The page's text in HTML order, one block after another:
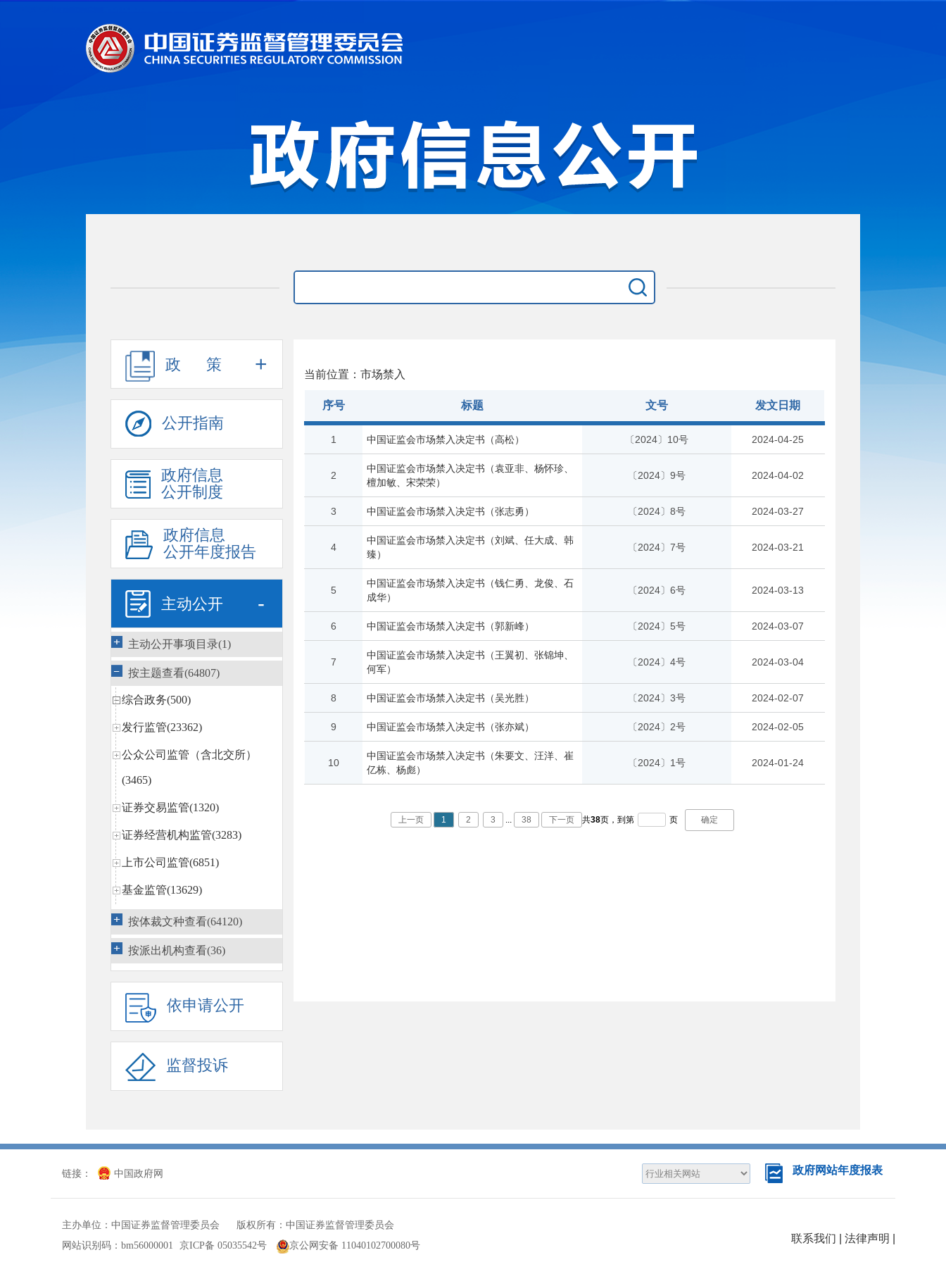
政 策 +
公开指南
政府信息
公开制度
政府信息
公开年度报告
主动公开 -
主动公开事项目录(1)
按主题查看(64807)
综合政务(500)
发行监管(23362)
公众公司监管（含北交所）
(3465)
证券交易监管(1320)
证券经营机构监管(3283)
上市公司监管(6851)
基金监管(13629)
私募基金监管(13)
区域性股权市场规范发展(14)
期货监管(1296)
债券监管(3663)
行政执法相关规定
市场禁入
行政复议 (1540)
国际合作(1869)
按体裁文种查看(64120)
按派出机构查看(36)
依申请公开
监督投诉
当前位置：市场禁入
序号 标题 文号 发文日期
1 中国证监会市场禁入决定书（高松） 〔2024〕10号 2024-04-25
2
中国证监会市场禁入决定书（袁亚非、杨怀珍、
檀加敏、宋荣荣）
〔2024〕9号 2024-04-02
3 中国证监会市场禁入决定书（张志勇） 〔2024〕8号 2024-03-27
4
中国证监会市场禁入决定书（刘斌、任大成、韩
臻）
〔2024〕7号 2024-03-21
5
中国证监会市场禁入决定书（钱仁勇、龙俊、石
成华）
〔2024〕6号 2024-03-13
6 中国证监会市场禁入决定书（郭新峰） 〔2024〕5号 2024-03-07
7
中国证监会市场禁入决定书（王翼初、张锦坤、
何军）
〔2024〕4号 2024-03-04
8 中国证监会市场禁入决定书（吴光胜） 〔2024〕3号 2024-02-07
9 中国证监会市场禁入决定书（张亦斌） 〔2024〕2号 2024-02-05
10
中国证监会市场禁入决定书（朱要文、汪洋、崔
亿栋、杨彪）
〔2024〕1号 2024-01-24
上一页 1 2 3 ... 38 下一页 共38页， 到第 页 确定
链接： 中国政府网 政府网站年度报表
主办单位：中国证券监督管理委员会 版权所有：中国证券监督管理委员会
网站识别码：bm56000001
京ICP备 05035542号 京公网安备 11040102700080号
联系我们 法律声明